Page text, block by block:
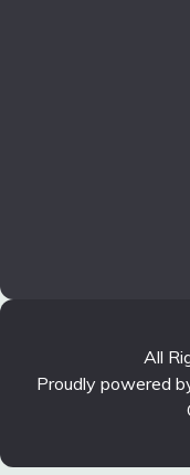
All
Proudly powered